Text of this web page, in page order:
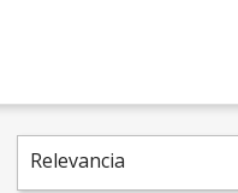
Relevancia